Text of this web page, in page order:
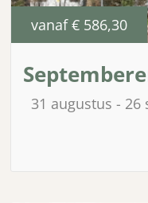
vanaf € 586,30
31 augustus 26